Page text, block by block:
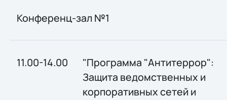
Конференц-зал №1
11.00-14.00
"Программа "Антитеррор":
Защита ведомственных и
корпоративных сетей и